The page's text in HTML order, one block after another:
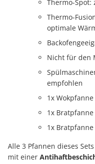
Thermo-
Thermo-
optimale
Nicht für den
empfohlen
1x
1x
1x
Alle 3 Pfannen dieses
mit einer